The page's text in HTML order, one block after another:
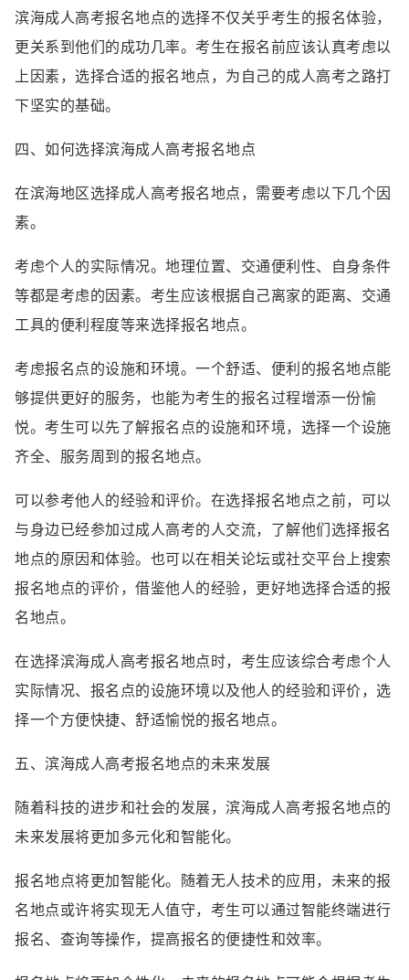
滨海成人高考报名地点的选择不仅关乎考生的报名体验，
更关系到他们的成功几率。考生在报名前应该认真考虑以
上因素，选择合适的报名地点，为自己的成人高考之路打
下坚实的基础。
四、如何选择滨海成人高考报名地点
在滨海地区选择成人高考报名地点，需要考虑以下几个因
素。
考虑个人的实际情况。地理位置、交通便利性、自身条件
等都是考虑的因素。考生应该根据自己离家的距离、交通
工具的便利程度等来选择报名地点。
考虑报名点的设施和环境。一个舒适、便利的报名地点能
够提供更好的服务，也能为考生的报名过程增添一份愉
悦。考生可以先了解报名点的设施和环境，选择一个设施
齐全、服务周到的报名地点。
可以参考他人的经验和评价。在选择报名地点之前，可以
与身边已经参加过成人高考的人交流，了解他们选择报名
地点的原因和体验。也可以在相关论坛或社交平台上搜索
报名地点的评价，借鉴他人的经验，更好地选择合适的报
名地点。
在选择滨海成人高考报名地点时，考生应该综合考虑个人
实际情况、报名点的设施环境以及他人的经验和评价，选
择一个方便快捷、舒适愉悦的报名地点。
五、滨海成人高考报名地点的未来发展
随着科技的进步和社会的发展，滨海成人高考报名地点的
未来发展将更加多元化和智能化。
报名地点将更加智能化。随着无人技术的应用，未来的报
名地点或许将实现无人值守，考生可以通过智能终端进行
报名、查询等操作，提高报名的便捷性和效率。